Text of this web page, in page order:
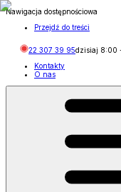
Nawigacja dostępnościowa
Przejdź do treści
22 307 39 95dzisiaj 8:00
Kontakty
O nas